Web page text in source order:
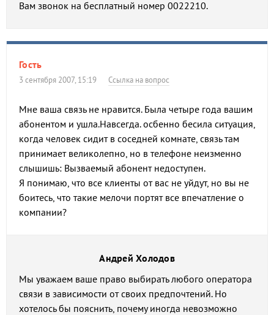
Вам звонок на бесплатный номер 0022210.
Гость
3 сентября 2007, 15:19 Ссылка на вопрос
Мне ваша связь не нравится. Была четыре года вашим
абонентом и ушла.Навсегда. осбенно бесила ситуация,
когда человек сидит в соседней комнате, связь там
принимает великолепно, но в телефоне неизменно
слышишь: Вызваемый абонент недоступен.
Я понимаю, что все клиенты от вас не уйдут, но вы не
боитесь, что такие мелочи портят все впечатление о
компании?
Андрей Холодов
Мы уважаем ваше право выбирать любого оператора
связи в зависимости от своих предпочтений. Но
хотелось бы пояснить, почему иногда невозможно